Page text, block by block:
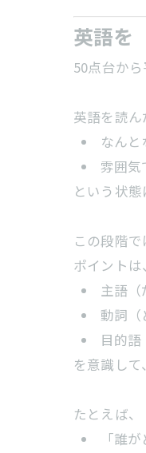
英語を
50点台か
英語を読ん
なんと
雰囲気
という状態
この段階で
ポイントは、
主語（
動詞（
目的語
を意識して
たとえば、
「誰